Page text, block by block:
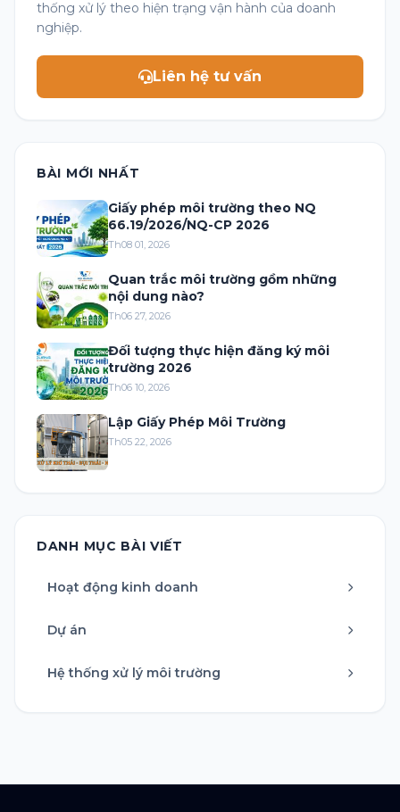
thống xử lý theo hiện trạng vận hành của doanh
nghiệp.
Liên hệ tư vấn
BÀI MỚI NHẤT
Giấy phép môi trường theo NQ
66.19/2026/NQ-CP 2026
Th08 01, 2026
Quan trắc môi trường gồm những
nội dung nào?
Th06 27, 2026
Đối tượng thực hiện đăng ký môi
trường 2026
Th06 10, 2026
Lập Giấy Phép Môi Trường
Th05 22, 2026
DANH MỤC BÀI VIẾT
Hoạt động kinh doanh
Dự án
Hệ thống xử lý môi trường